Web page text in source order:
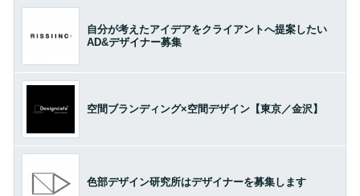
自分が考えたアイデアをクライアントへ提案したい
AD&デザイナー募集
空間ブランディング×空間デザイン【東京／金沢】
色部デザイン研究所はデザイナーを募集します